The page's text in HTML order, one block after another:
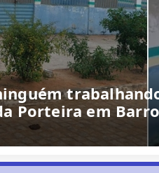
Porteira em